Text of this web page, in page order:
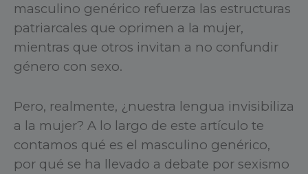
masculino genérico refuerza las estructuras
patriarcales que oprimen a la mujer,
mientras que otros invitan a no confundir
género con sexo.
Pero, realmente, ¿nuestra lengua invisibiliza
a la mujer? A lo largo de este artículo te
contamos qué es el masculino genérico,
por qué se ha llevado a debate por sexismo